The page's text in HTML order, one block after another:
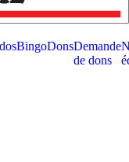
BingoDonsDemande
de dons